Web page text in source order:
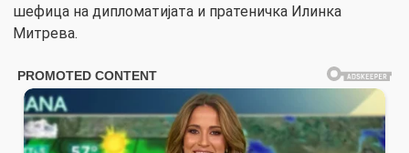
шефица на дипломатијата и пратеничка Илинка
Митрева.